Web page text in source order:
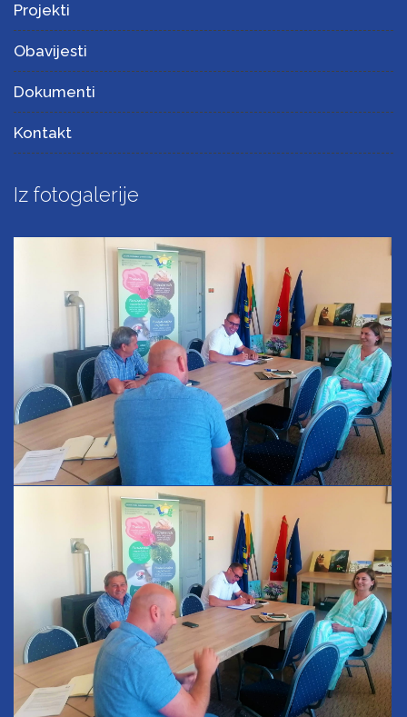
Projekti
Obavijesti
Dokumenti
Kontakt
Iz fotogalerije